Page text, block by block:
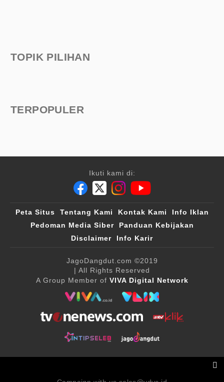
TOPIK PILIHAN
TERPOPULER
Ikuti kami di:
Peta Situs Tentang Kami Kontak Kami
Info Iklan
Pedoman Media Siber
Panduan Kebijakan
Disclaimer
Info Karir
JagoDangdut.com ©2019
| All Rights Reserved
A Group Member of VIVA Digital Network
